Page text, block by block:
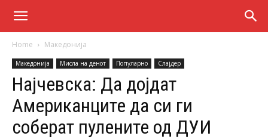
Home Македонија
Македонија Мисла на денот Популарно Слајдер
Најчевска: Да дојдат
Американците да си ги
соберат пулените од ДУИ